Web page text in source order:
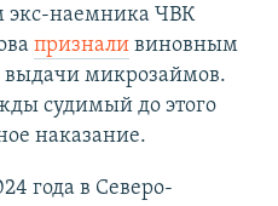
наемника ЧВК
призналивиновным
выдачи микрозаймов.
судимый до этого
наказание.
года в Северо-